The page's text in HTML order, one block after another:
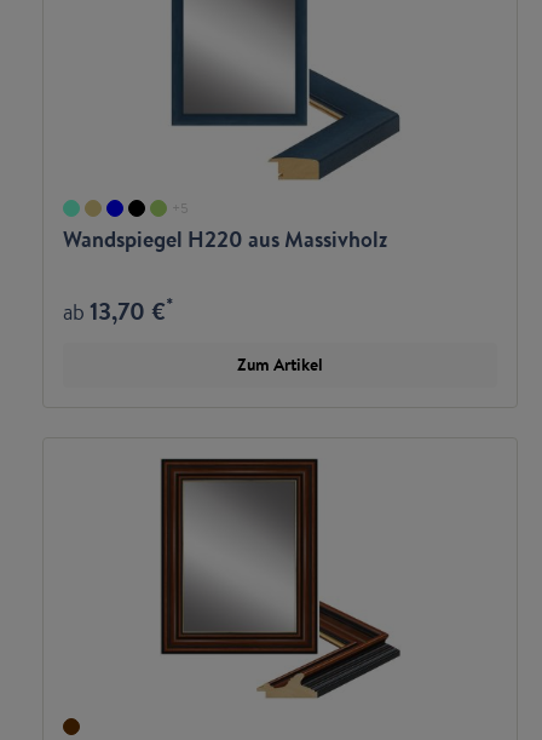
+5
Wandspiegel H220 aus Massivholz
ab13,70 €*
Zum Artikel